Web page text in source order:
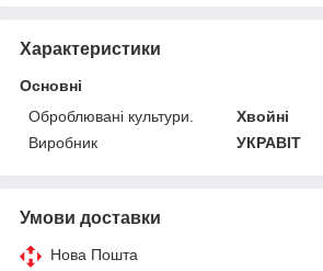
Характеристики
Основні
Оброблювані культури.
Хвойні
Виробник
УКРАВІТ
Умови доставки
Нова Пошта